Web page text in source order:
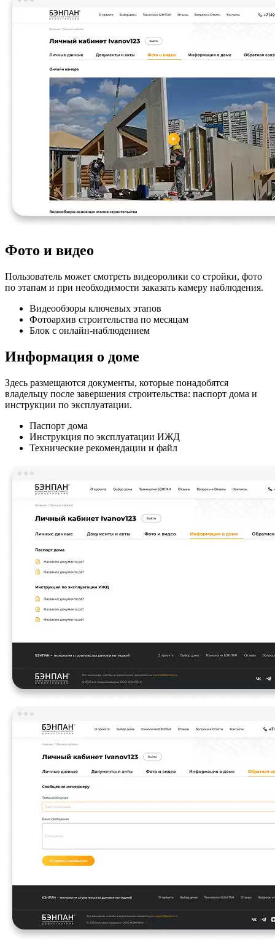
Фото и видео
Пользователь может смотреть видеоролики со стройки, фото
по этапам и при необходимости заказать камеру наблюдения.
Видеообзоры ключевых этапов
Фотоархив строительства по месяцам
Блок с онлайн-наблюдением
Информация о доме
Здесь размещаются документы, которые понадобятся
владельцу после завершения строительства: паспорт дома и
инструкции по эксплуатации.
Паспорт дома
Инструкция по эксплуатации ИЖД
Технические рекомендации и файл